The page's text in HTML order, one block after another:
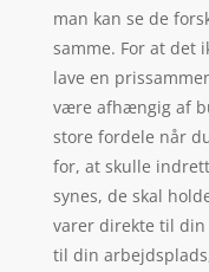
man kan se de
samme. For at det
lave en
være afhængig af
store fordele når
for, at skulle
synes, de skal
varer direkte til din
til din